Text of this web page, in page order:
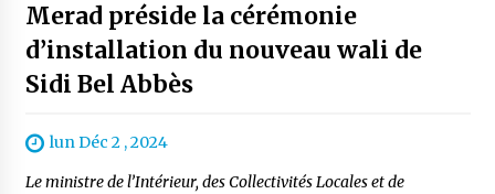
Merad préside la cérémonie
d’installation du nouveau wali de
Sidi Bel Abbès
lun Déc 2 , 2024
Le ministre de l’Intérieur, des Collectivités Locales et de